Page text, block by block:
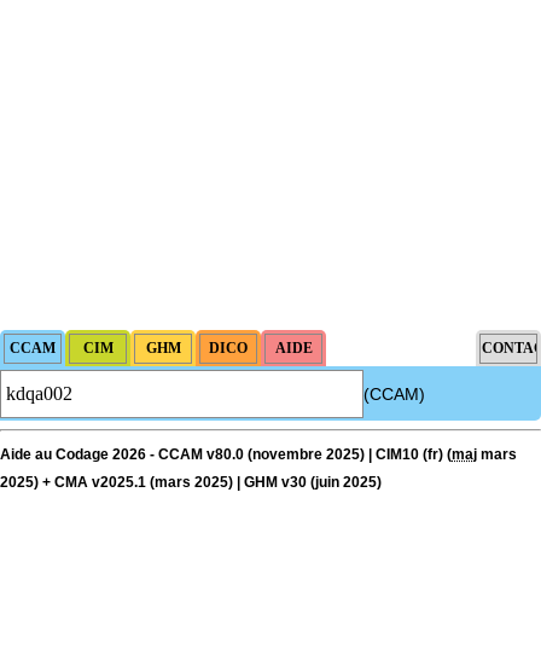
(CCAM)
Aide au Codage 2026 - CCAM v80.0 (novembre 2025) | CIM10 (fr) (maj mars
2025) + CMA v2025.1 (mars 2025) | GHM v30 (juin 2025)